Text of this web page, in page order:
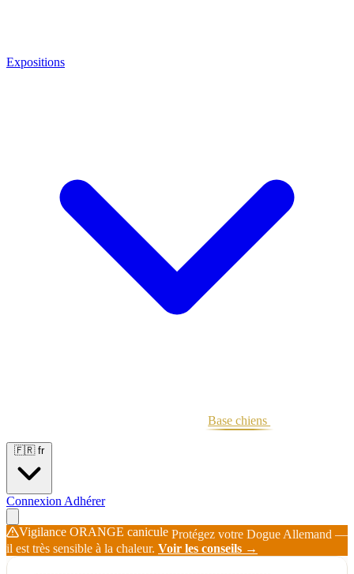
Expositions
Base chiens
🇫🇷 fr
Connexion Adhérer
Vigilance ORANGE canicule Protégez votre Dogue Allemand —
il est très sensible à la chaleur. Voir les conseils →